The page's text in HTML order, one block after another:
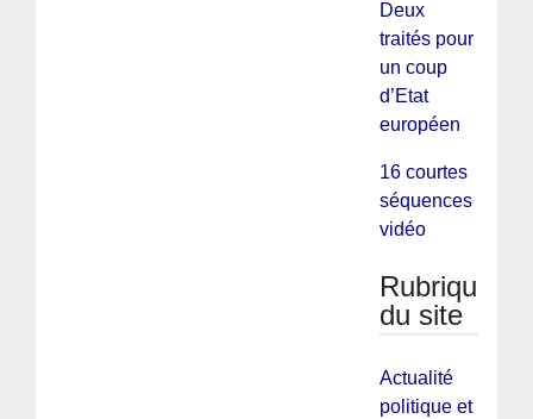
Deux
traités pour
un coup
d’Etat
européen
16 courtes
séquences
vidéo
Rubriques
du site
Actualité
politique et